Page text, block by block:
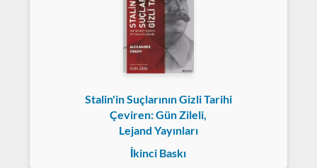
Stalin'in Suçlarının Gizli Tarihi
Çeviren: Gün Zileli,
Lejand Yayınları
İkinci Baskı